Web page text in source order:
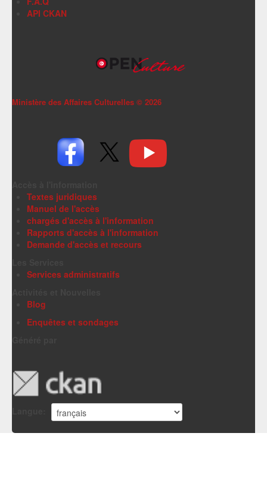
API CKAN
Ministère des Affaires Culturelles © 2026
Textes juridiques
Manuel de l'accès
chargés d'accès à l'information
Rapports d'accès à l'information
Demande d'accès et recours
Services administratifs
Blog
Enquêtes et sondages